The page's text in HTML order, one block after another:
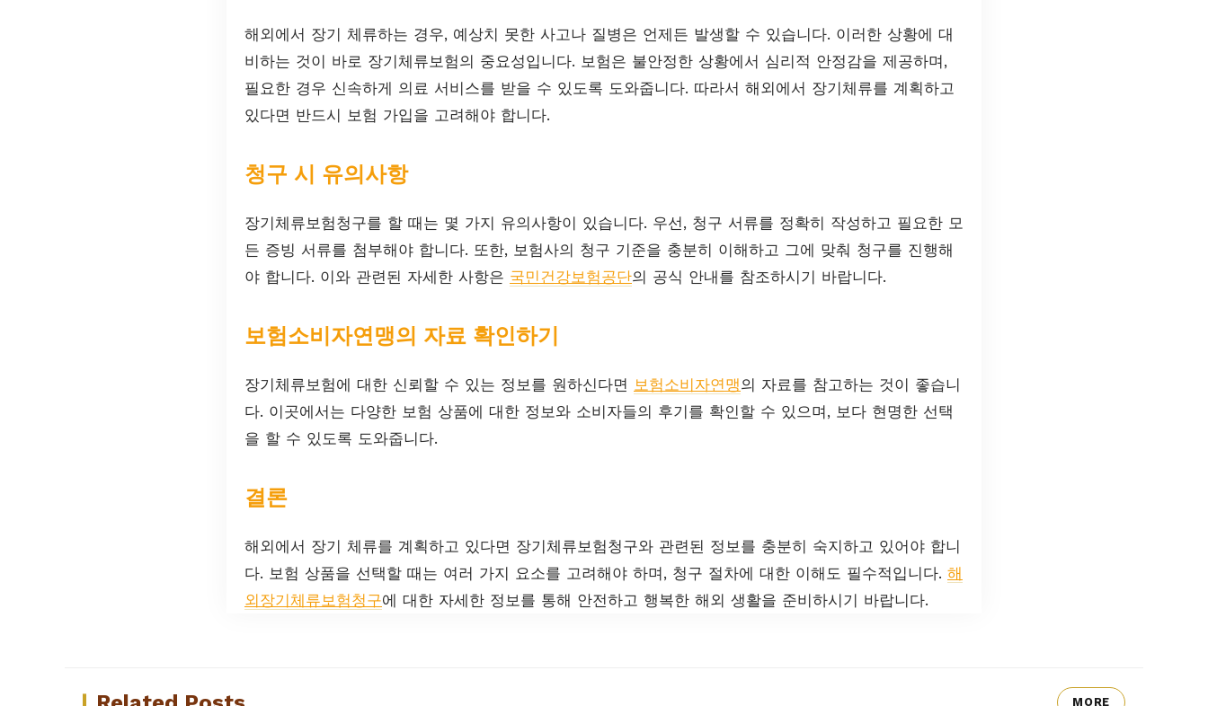
해외에서 장기 체류하는 경우, 예상치 못한 사고나 질병은 언제든 발생할 수 있습니다. 이러한 상황에 대
비하는 것이 바로 장기체류보험의 중요성입니다. 보험은 불안정한 상황에서 심리적 안정감을 제공하며,
필요한 경우 신속하게 의료 서비스를 받을 수 있도록 도와줍니다. 따라서 해외에서 장기체류를 계획하고
있다면 반드시 보험 가입을 고려해야 합니다.
청구 시 유의사항
장기체류보험청구를 할 때는 몇 가지 유의사항이 있습니다. 우선, 청구 서류를 정확히 작성하고 필요한 모
든 증빙 서류를 첨부해야 합니다. 또한, 보험사의 청구 기준을 충분히 이해하고 그에 맞춰 청구를 진행해
야 합니다. 이와 관련된 자세한 사항은 국민건강보험공단의 공식 안내를 참조하시기 바랍니다.
보험소비자연맹의 자료 확인하기
장기체류보험에 대한 신뢰할 수 있는 정보를 원하신다면 보험소비자연맹의 자료를 참고하는 것이 좋습니
다. 이곳에서는 다양한 보험 상품에 대한 정보와 소비자들의 후기를 확인할 수 있으며, 보다 현명한 선택
을 할 수 있도록 도와줍니다.
결론
해외에서 장기 체류를 계획하고 있다면 장기체류보험청구와 관련된 정보를 충분히 숙지하고 있어야 합니
다. 보험 상품을 선택할 때는 여러 가지 요소를 고려해야 하며, 청구 절차에 대한 이해도 필수적입니다. 해
외장기체류보험청구에 대한 자세한 정보를 통해 안전하고 행복한 해외 생활을 준비하시기 바랍니다.
MORE